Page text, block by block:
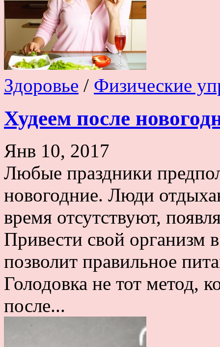
Здоровье / Физические
Худеем после
Янв 10, 2017
Любые праздники
новогодние. Люди
время отсутствуют,
Привести свой организм
позволит правильное
Голодовка не тот метод,
после...